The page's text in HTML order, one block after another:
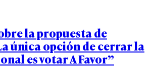
la propuesta de
única opción de cerrar la
es votar A Favor”